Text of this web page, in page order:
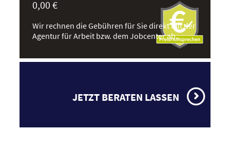
0,00 €
Wir rechnen die Gebühren für Sie direkt mit der
Agentur für Arbeit bzw. dem Jobcenter ab.
JETZT BERATEN LASSEN